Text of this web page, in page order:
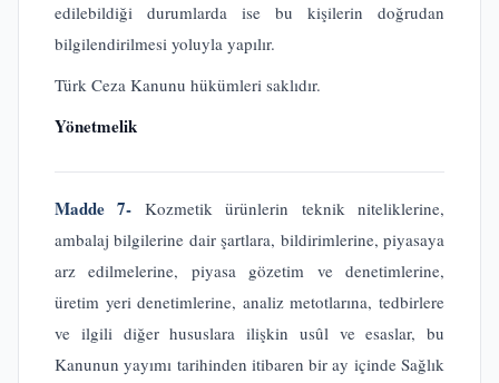
edilebildiği durumlarda ise bu kişilerin doğrudan
bilgilendirilmesi yoluyla yapılır.
Türk Ceza Kanunu hükümleri saklıdır.
Yönetmelik
Madde 7- Kozmetik ürünlerin teknik niteliklerine,
ambalaj bilgilerine dair şartlara, bildirimlerine, piyasaya
arz edilmelerine, piyasa gözetim ve denetimlerine,
üretim yeri denetimlerine, analiz metotlarına, tedbirlere
ve ilgili diğer hususlara ilişkin usûl ve esaslar, bu
Kanunun yayımı tarihinden itibaren bir ay içinde Sağlık